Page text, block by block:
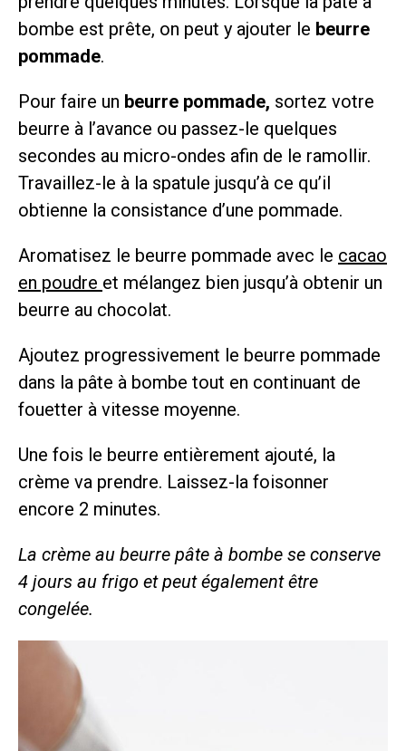
bombe est prête, on peut y ajouter le beurre
pommade.
Pour faire un beurre pommade, sortez votre
beurre à l’avance ou passez-le quelques
secondes au micro-ondes afin de le ramollir.
Travaillez-le à la spatule jusqu’à ce qu’il
obtienne la consistance d’une pommade.
Aromatisez le beurre pommade avec le cacao
en poudre et mélangez bien jusqu’à obtenir un
beurre au chocolat.
Ajoutez progressivement le beurre pommade
dans la pâte à bombe tout en continuant de
fouetter à vitesse moyenne.
Une fois le beurre entièrement ajouté, la
crème va prendre. Laissez-la foisonner
encore 2 minutes.
La crème au beurre pâte à bombe se conserve
4 jours au frigo et peut également être
congelée.